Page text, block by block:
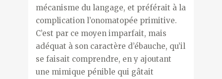
mécanisme du langage, et préférait à la
complication l’onomatopée primitive.
C’est par ce moyen imparfait, mais
adéquat à son caractère d’ébauche, qu’il
se faisait comprendre, en y ajoutant
une mimique pénible qui gâtait